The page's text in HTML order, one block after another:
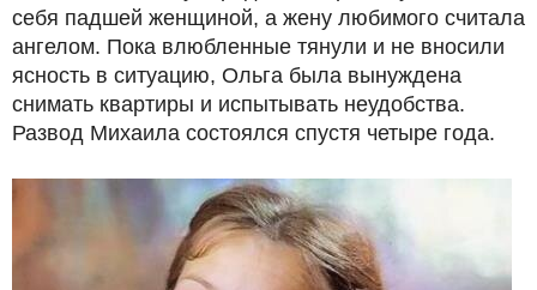
себя падшей женщиной, а жену любимого считала
ангелом. Пока влюбленные тянули и не вносили
ясность в ситуацию, Ольга была вынуждена
снимать квартиры и испытывать неудобства.
Развод Михаила состоялся спустя четыре года.